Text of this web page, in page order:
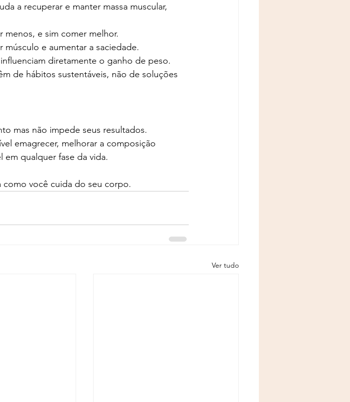
a recuperar e manter massa muscular,
menos, e sim comer melhor.
músculo e aumentar a saciedade.
diretamente o ganho de peso.
de hábitos sustentáveis, não de soluções
mas não impede seus resultados.
emagrecer, melhorar a composição
qualquer fase da vida.
você cuida do seu corpo.
Ver tudo